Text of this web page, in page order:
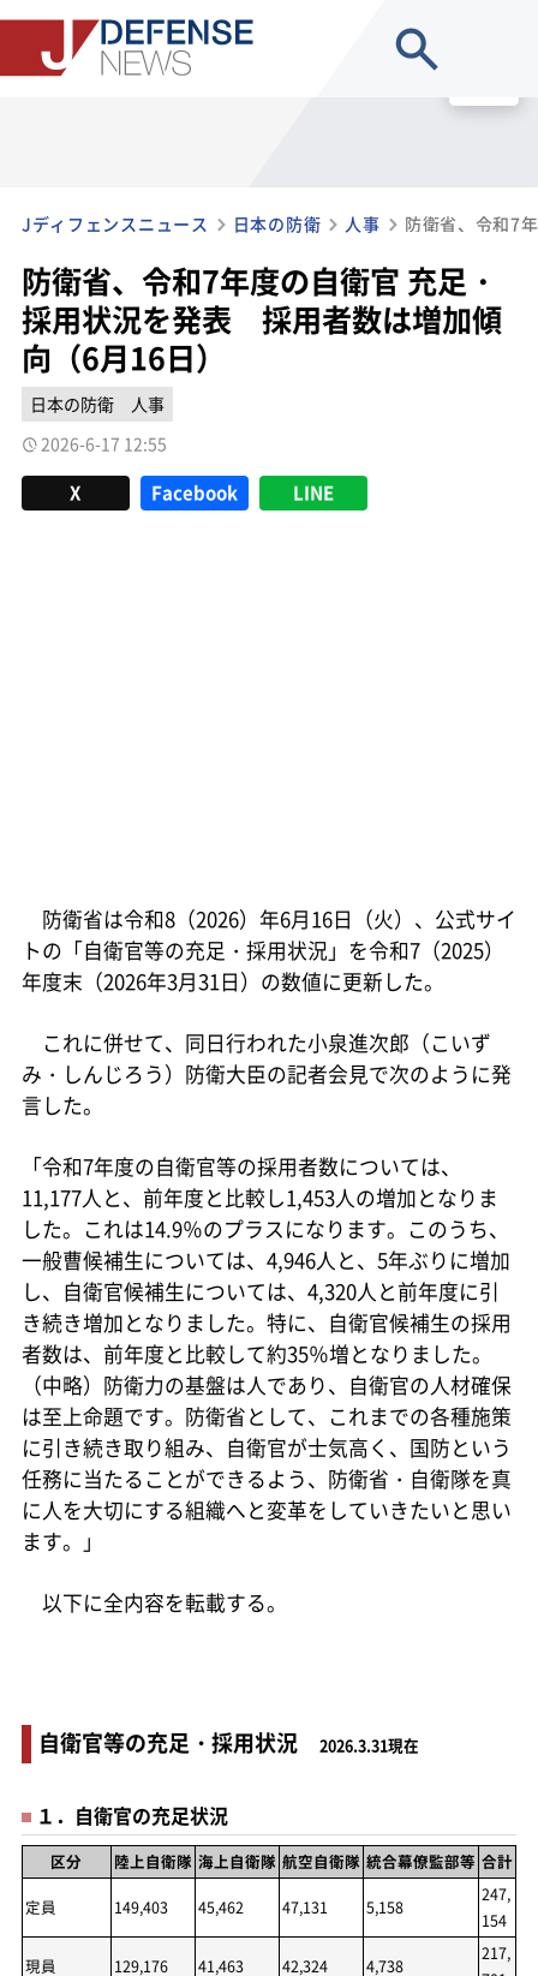
Jディフェンスニュース 日本の防衛 人事
防衛省、令和7年度の自衛官 充足・
採用状況を発表 採用者数は増加傾
向（6月16日）
日本の防衛
人事
2026-6-17 12:55
X Facebook LINE
防衛省は令和8（2026）年6月16日（火）、公式サイ
トの「自衛官等の充足・採用状況」を令和7（2025）
年度末（2026年3月31日）の数値に更新した。
これに併せて、同日行われた小泉進次郎（こいず
み・しんじろう）防衛大臣の記者会見で次のように発
言した。
「令和7年度の自衛官等の採用者数については、
11,177人と、前年度と比較し1,453人の増加となりま
した。これは14.9％のプラスになります。このうち、
一般曹候補生については、4,946人と、5年ぶりに増加
し、自衛官候補生については、4,320人と前年度に引
き続き増加となりました。特に、自衛官候補生の採用
者数は、前年度と比較して約35％増となりました。
（中略）防衛力の基盤は人であり、自衛官の人材確保
は至上命題です。防衛省として、これまでの各種施策
に引き続き取り組み、自衛官が士気高く、国防という
任務に当たることができるよう、防衛省・自衛隊を真
に人を大切にする組織へと変革をしていきたいと思い
ます。」
以下に全内容を転載する。
自衛官等の充足・採用状況 2026.3.31現在
１．自衛官の充足状況
区分 陸上自衛隊 海上自衛隊 航空自衛隊 統合幕僚監部等 合計
定員
149,403 45,462 47,131 5,158
247,
154
現員
129,176 41,463 42,324 4,738
217,